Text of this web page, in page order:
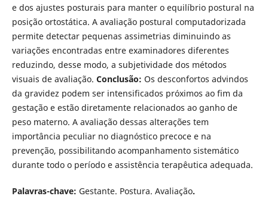
e dos ajustes posturais para manter o equilíbrio postural na
posição ortostática. A avaliação postural computadorizada
permite detectar pequenas assimetrias diminuindo as
variações encontradas entre examinadores diferentes
reduzindo, desse modo, a subjetividade dos métodos
visuais de avaliação. Conclusão: Os desconfortos advindos
da gravidez podem ser intensificados próximos ao fim da
gestação e estão diretamente relacionados ao ganho de
peso materno. A avaliação dessas alterações tem
importância peculiar no diagnóstico precoce e na
prevenção, possibilitando acompanhamento sistemático
durante todo o período e assistência terapêutica adequada.
Palavras-chave: Gestante. Postura. Avaliação.